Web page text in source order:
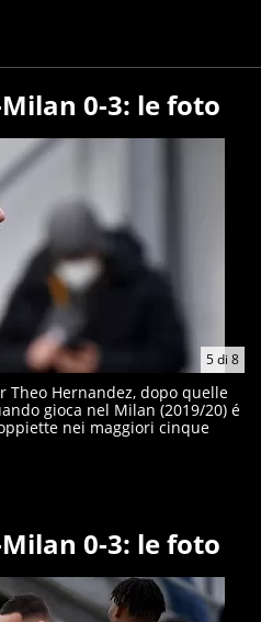
0-3: le foto
5di 8
Theo Hernandez, dopo quelle
gioca nel Milan (2019/20) é
nei maggiori cinque
0-3: le foto